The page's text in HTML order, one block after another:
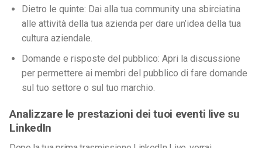
Dietro le quinte: Dai alla tua community una sbirciatina
alle attività della tua azienda per dare un’idea della tua
cultura aziendale.
Domande e risposte del pubblico: Apri la discussione
per permettere ai membri del pubblico di fare domande
sul tuo settore o sul tuo marchio.
Analizzare le prestazioni dei tuoi eventi live su
LinkedIn